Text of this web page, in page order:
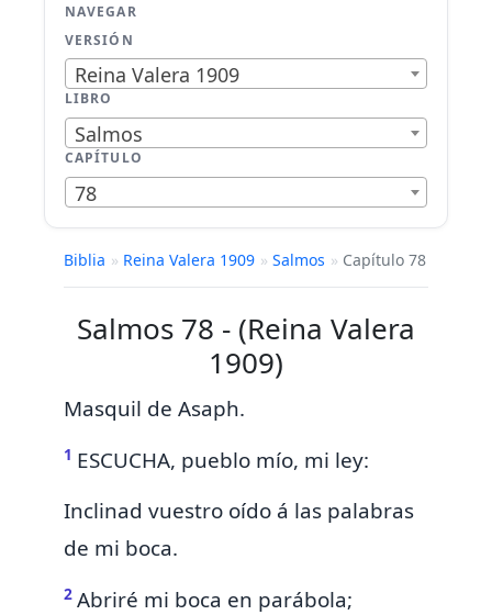
NAVEGAR
VERSIÓN
Reina Valera 1909
LIBRO
Salmos
CAPÍTULO
78
Biblia » Reina Valera 1909 » Salmos » Capítulo 78
Salmos 78 - (Reina Valera
1909)
Masquil de Asaph.
1 ESCUCHA, pueblo mío, mi ley:
Inclinad vuestro oído á las palabras
de mi boca.
2 Abriré mi boca en parábola;